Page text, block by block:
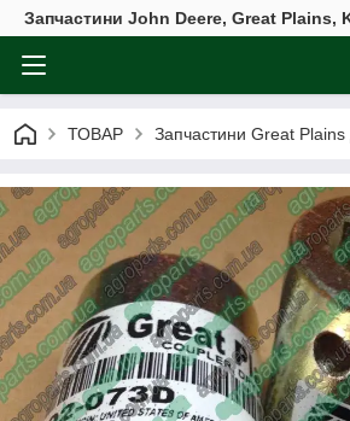
Запчастини John Deere, Great Plains,
ТОВАР Запчастини Great Plains